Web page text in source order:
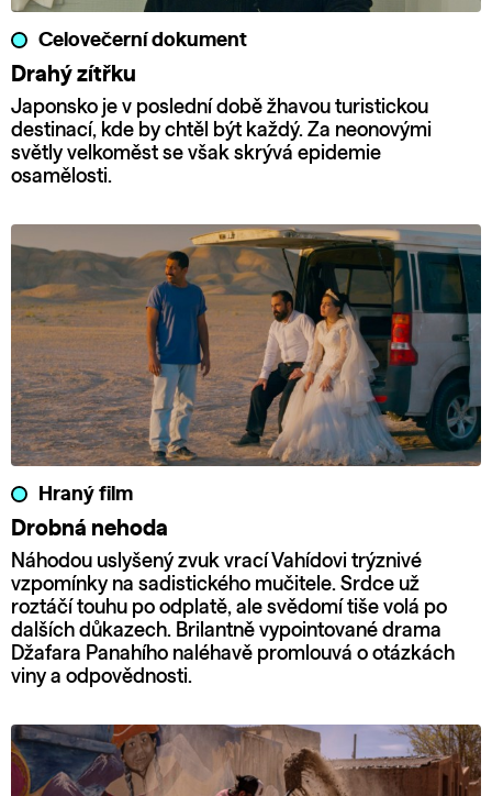
Celovečerní dokument
Drahý zítřku
Japonsko je v poslední době žhavou turistickou
destinací, kde by chtěl být každý. Za neonovými
světly velkoměst se však skrývá epidemie
osamělosti.
Hraný film
Drobná nehoda
Náhodou uslyšený zvuk vrací Vahídovi trýznivé
vzpomínky na sadistického mučitele. Srdce už
roztáčí touhu po odplatě, ale svědomí tiše volá po
dalších důkazech. Brilantně vypointované drama
Džafara Panahího naléhavě promlouvá o otázkách
viny a odpovědnosti.